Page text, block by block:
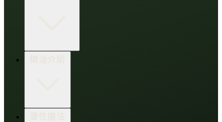
香氛調頻術
生活點子王
精油介紹
木質類
靈性魔法